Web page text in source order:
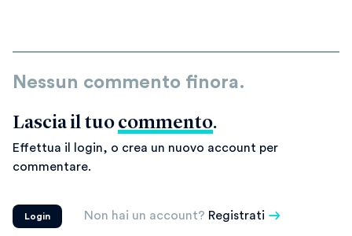
Nessun commento finora.
Lascia il tuo commento.
Effettua il login, o crea un nuovo account per
commentare.
Login Non hai un account? Registrati